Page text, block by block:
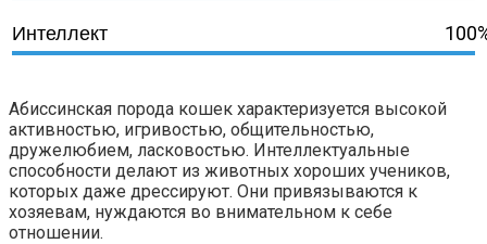
Интеллект
Абиссинская порода кошек характеризуется высокой
активностью, игривостью, общительностью,
дружелюбием, ласковостью. Интеллектуальные
способности делают из животных хороших учеников,
которых даже дрессируют. Они привязываются к
хозяевам, нуждаются во внимательном к себе
отношении.